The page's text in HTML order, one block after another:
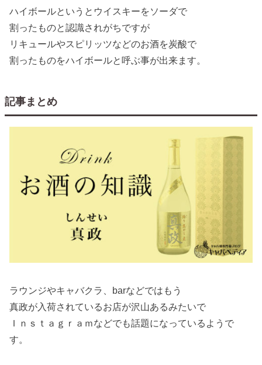
ハイボールというとウイスキーをソーダで
割ったものと認識されがちですが
リキュールやスピリッツなどのお酒を炭酸で
割ったものをハイボールと呼ぶ事が出来ます。
記事まとめ
ラウンジやキャバクラ、barなどではもう
真政が入荷されているお店が沢山あるみたいで
Ｉｎｓｔａｇｒａｍなどでも話題になっているようで
す。